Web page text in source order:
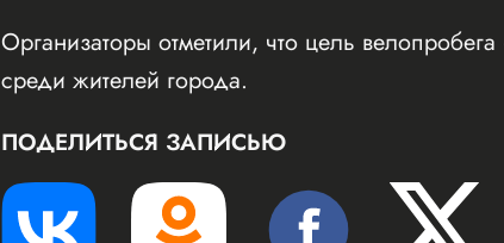
Организаторы отметили, что цель
среди жителей города.
ПОДЕЛИТЬСЯ ЗАПИСЬЮ